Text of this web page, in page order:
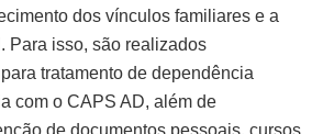
dos vínculos familiares e a
Para isso, são realizados
tratamento de dependência
com o CAPS AD, além de
de documentos pessoais, cursos